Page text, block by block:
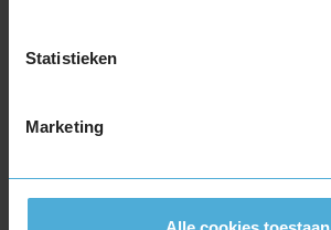
Statistieken
Marketing
195/60R18 96H EXTRALOAD